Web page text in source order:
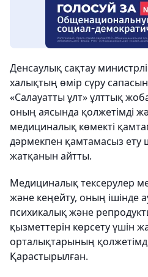
Денсаулық сақтау
халықтың өмір сүру
«Салауатты ұлт» ұлттық
оның аясында қолжетімді
медициналық көмекті
дәрмекпен қамтамасыз
жатқанын айтты.
Медициналық тексерулер
және кеңейту, оның ішінде
психикалық және
қызметтерін көрсету үшін
орталықтарының
Қарастырылған.